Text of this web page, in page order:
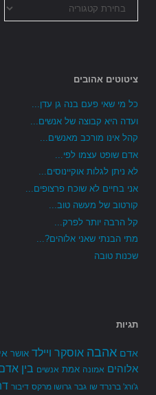
הקטגוריות
ציטוטים אהובים
כל מי שאי פעם בנה גן עדן...
ועדה היא קבוצה של אנשים...
קהל אינו מורכב מאנשים...
אדם שופט עצמו לפי...
לא ניתן לגלות אוקיינוסים...
אני בחיים לא שוכח פרצופים...
קורטוב של מעשה טוב...
קל הרבה יותר לפרק...
מתי הבנתי שאני אלוהים?...
שכנות טובה
תגיות
אדם אהבה אוסקר ויילד אושר
אלוהים אמונה אמת אנשים בין
ג'ורג' ברנרד שו גבר גרושו מרקס דיבור